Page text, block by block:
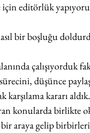
için editörlük
bir boşluğu
çalışıyorduk
düşünce
kararı
konularda birlikte
bir araya gelip